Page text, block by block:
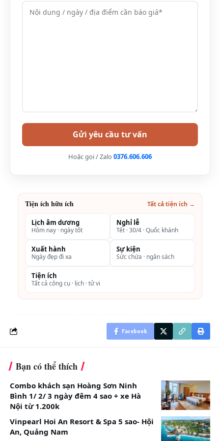
NGHI
Vòi hoa sen
Vị trí: Tầng 2
hoặc 2 giường đơn
Số lượng cabin: 07
TIỆN NGHI & TIỆN
NGHI
Tủ lạnh chứa đầy đồ
uống
Ban công riêng
Vòi hoa sen
5.792.000
Lan
Ha
Suite
Vị trí: Tầng 3
Loại giường: Đôi
Tầng 3
Single:
5.668.000
Hoặc gọi / Zalo 0376.606.606
Tiện ích hữu ích Tất cả tiện ích →
Lịch âm dương
Hôm nay · ngày tốt
Nghỉ lễ
Tết · 30/4 · Quốc khánh
Xuất hành
Ngày đẹp đi xa
Sự kiện
Sức chứa · ngân sách
Tiện ích
Tất cả công cụ · lịch · tử vi
Facebook
Bạn có thể thích
Combo khách sạn Hoàng Sơn Ninh
Bình 1/ 2/ 3 ngày đêm 4 sao + xe Hà
Nội từ 1.200k
Vinpearl Hoi An Resort & Spa 5 sao- Hội
An, Quảng Nam